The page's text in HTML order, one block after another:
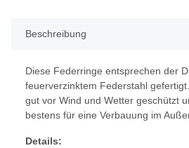
Beschreibung
Diese Federringe entsprechen der
feuerverzinktem Federstahl
gut vor Wind und Wetter geschützt
bestens für eine Verbauung im
Details: